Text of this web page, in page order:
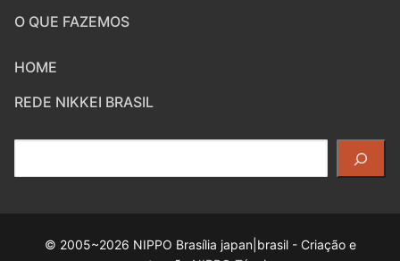
O QUE FAZEMOS
HOME
REDE NIKKEI BRASIL
© 2005~2026 NIPPO Brasília japan|brasil - Criação e